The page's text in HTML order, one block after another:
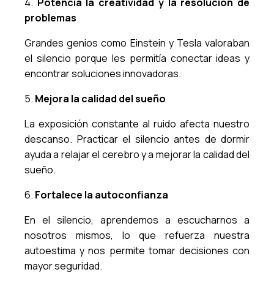
problemas
Grandes genios como Einstein y Tesla valoraban
el silencio porque les permitía conectar ideas y
encontrar soluciones innovadoras.
5. Mejora la calidad del sueño
La exposición constante al ruido afecta nuestro
descanso. Practicar el silencio antes de dormir
ayuda a relajar el cerebro y a mejorar la calidad del
sueño.
6. Fortalece la autoconfianza
En el silencio, aprendemos a escucharnos a
nosotros mismos, lo que refuerza nuestra
autoestima y nos permite tomar decisiones con
mayor seguridad.